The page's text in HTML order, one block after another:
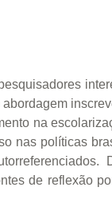
na
nas políticas
de reflexão